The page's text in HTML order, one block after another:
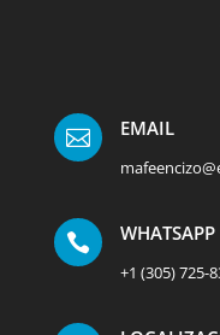
 EMAIL
 WHATSAPP
+1 (305) 725-